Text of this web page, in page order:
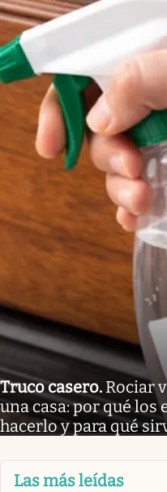
Truco casero. Rociar
una casa: por qué
hacerlo y para qué
Las más leídas